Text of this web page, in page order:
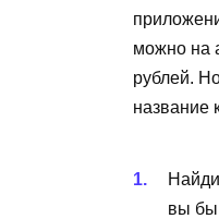
можно на
рублей.
название
вы бы